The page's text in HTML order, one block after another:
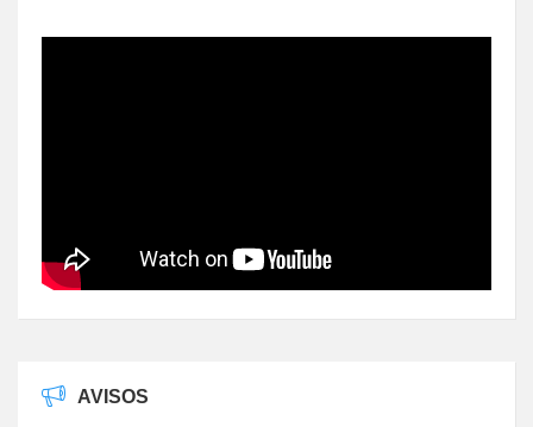
AVISOS